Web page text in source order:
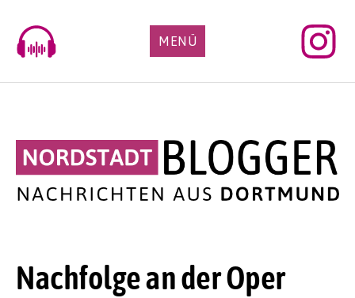
content
MENÜ
Nachfolge an der Oper